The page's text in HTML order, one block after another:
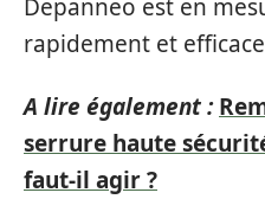
Depanneo est en
rapidement et
A lire également :
serrure haute
faut-il agir ?